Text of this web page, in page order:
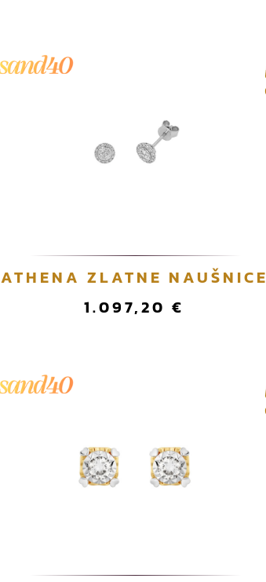
ATHENA ZLATNE NAUŠNICE
1.097,20 €